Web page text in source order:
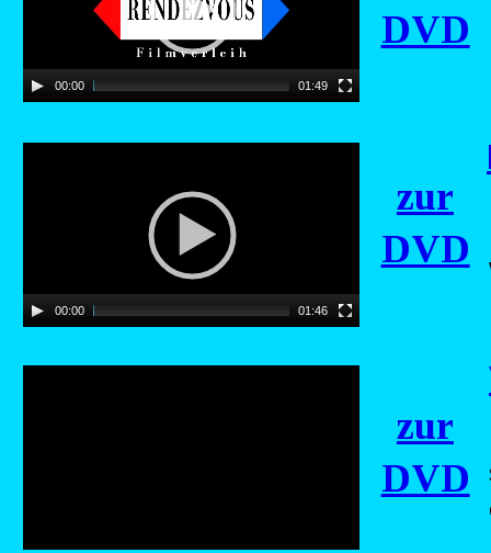
00:00 01:49
DVD
zur
DVD
00:00 01:46
zur
DVD